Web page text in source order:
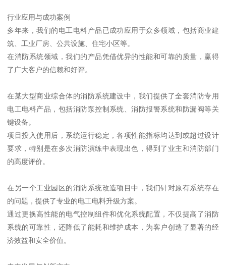
行业应用与成功案例
多年来，我们的电工电料产品已成功应用于众多领域，包括商业建
筑、工业厂房、公共设施、住宅小区等。
在消防系统领域，我们的产品凭借优异的性能和可靠的质量，赢得
了广大客户的信赖和好评。
在某大型商业综合体的消防系统建设中，我们提供了全套消防专用
电工电料产品，包括消防泵控制系统、消防报警系统和防漏阀等关
键设备。
项目投入使用后，系统运行稳定，各项性能指标均达到或超过设计
要求，特别是在多次消防演练中表现出色，得到了业主和消防部门
的高度评价。
在另一个工业园区的消防系统改造项目中，我们针对原有系统存在
的问题，提供了专业的电工电料升级方案。
通过更换高性能的电气控制组件和优化系统配置，不仅提高了消防
系统的可靠性，还降低了能耗和维护成本，为客户创造了显著的经
济效益和安全价值。